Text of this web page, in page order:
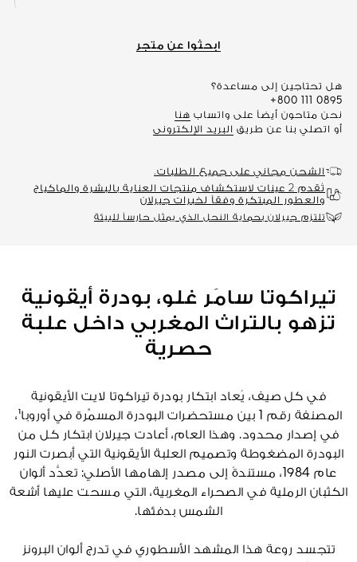
ابحثوا عن متجر
هل تحتاجين إلى مساعدة؟
+800 111 0895
نحن متاحون أيضاً على واتساب هنا
أو اتصلي بنا عن طريق
البريد الإلكتروني
الشحن مجاني على جميع الطلبات.
تُقدم 2 عينات لاستكشاف منتجات العناية بالبشرة والماكياج
والعطور المبتكرة وفقاً لخبرات جيرلان
تلتزم جيرلان بحماية النحل الذي يمثل حارساً للبيئة
تيراكوتا سامَر غلو، بودرة أيقونية
تزهو بالتراث المغربي داخل علبة
حصرية
في كل صيف، يُعاد ابتكار بودرة تيراكوتا لايت الأيقونية
المصنفة رقم 1 بين مستحضرات البودرة المسمِّرة في أوروبا¹،
في إصدار محدود. وهذا العام، أعادت جيرلان ابتكار كل من
البودرة المضغوطة وتصميم العلبة الأيقونية التي أبصرت النور
عام 1984، مستندةً إلى مصدر إلهامها الأصلي: تعدُّد ألوان
الكثبان الرملية في الصحراء المغربية، التي مسحت عليها أشعة
الشمس بدفئها.
تتجسد روعة هذا المشهد الأسطوري في تدرج ألوان البرونز